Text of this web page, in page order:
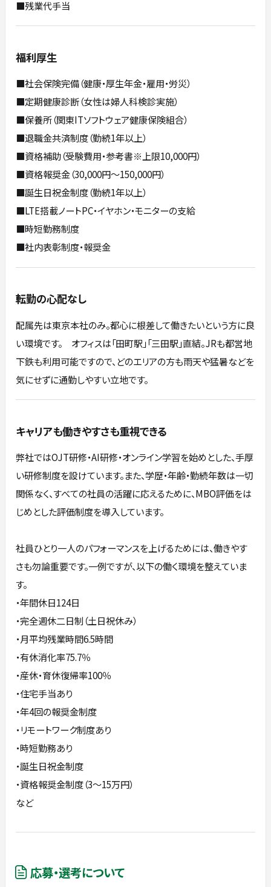
■残業代手当
福利厚生
■社会保険完備（健康・厚生年金・雇用・労災）
■定期健康診断（女性は婦人科検診実施）
■保養所（関東ITソフトウェア健康保険組合）
■退職金共済制度（勤続1年以上）
■資格補助（受験費用・参考書※上限10,000円）
■資格報奨金（30,000円～150,000円）
■誕生日祝金制度（勤続1年以上）
■LTE搭載ノートPC・イヤホン・モニターの支給
■時短勤務制度
■社内表彰制度・報奨金
転勤の心配なし
配属先は東京本社のみ。都心に根差して働きたいという方に良
い環境です。 オフィスは「田町駅」「三田駅」直結。JRも都営地
下鉄も利用可能ですので、どのエリアの方も雨天や猛暑などを
気にせずに通勤しやすい立地です。
キャリアも働きやすさも重視できる
弊社ではOJT研修・AI研修・オンライン学習を始めとした、手厚
い研修制度を設けています。また、学歴・年齢・勤続年数は一切
関係なく、すべての社員の活躍に応えるために、MBO評価をは
じめとした評価制度を導入しています。
社員ひとり一人のパフォーマンスを上げるためには、働きやす
さも勿論重要です。一例ですが、以下の働く環境を整えていま
す。
・年間休日124日
・完全週休二日制（土日祝休み）
・月平均残業時間6.5時間
・有休消化率75.7％
・産休・育休復帰率100％
・住宅手当あり
・年4回の報奨金制度
・リモートワーク制度あり
・時短勤務あり
・誕生日祝金制度
・資格報奨金制度（3～15万円）
など
応募・選考について